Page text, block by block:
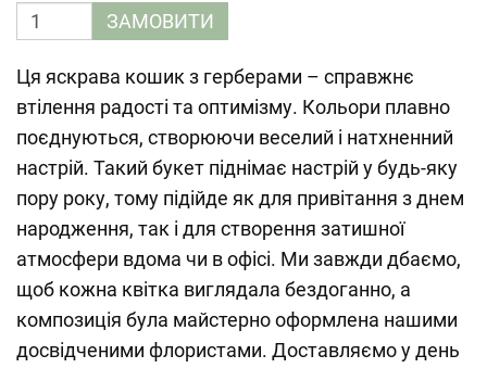
ЗАМОВИТИ
Ця яскрава кошик з герберами – справжнє
втілення радості та оптимізму. Кольори плавно
поєднуються, створюючи веселий і натхненний
настрій. Такий букет піднімає настрій у будь-яку
пору року, тому підійде як для привітання з днем
народження, так і для створення затишної
атмосфери вдома чи в офісі. Ми завжди дбаємо,
щоб кожна квітка виглядала бездоганно, а
композиція була майстерно оформлена нашими
досвідченими флористами. Доставляємо у день